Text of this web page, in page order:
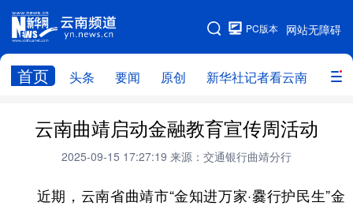
网站无障碍
PC版本
首页 头条 要闻 原创 新华社记者看云南 政务
网站地图
头条 云南要闻 本网原创
新华社记者看云南 政务 人事
廉政 云南省领导报道集 旅游
云南曲靖启动金融教育宣传周活动
2025-09-15 17:27:19 来源：交通银行曲靖分行
近期，云南省曲靖市“金知进万家·爨行护民生”金